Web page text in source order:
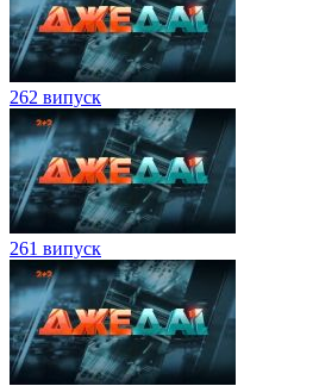
262 випуск
261 випуск